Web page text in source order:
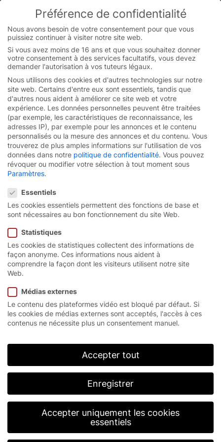
You are currently on the French website.
Switch to the English version.
Skip
content
Des portes industrielles
efficaces pourles
techniciens
d’exploitation.
Page d’accueil / Utilisateurs / Techniciens d’exploitation
individuelles pour des
processus opérationnels
fluides.
EFAFLEX est synonyme de vitesse et de sécurité
depuis 50 ans. Grâce à notre service après-vente
Préférence de confidentialité
Nous avons besoin de votre consentement pour que vous
puissiez continuer à visiter notre site web.
Si vous avez moins de 16 ans et que vous souhaitez donner
votre consentement à des services facultatifs, vous devez
demander l'autorisation à vos tuteurs légaux.
Nous utilisons des cookies et d'autres technologies sur notre
site web. Certains d'entre eux sont essentiels, tandis que
d'autres nous aident à améliorer ce site web et votre
expérience. Les données personnelles peuvent être traitées
(par exemple, les caractéristiques de reconnaissance, les
adresses IP), par exemple pour les annonces et le contenu
personnalisés ou la mesure des annonces et du contenu. Vous
trouverez de plus amples informations sur l'utilisation de vos
données dans notre politique de confidentialité. Vous pouvez
révoquer ou modifier votre sélection à tout moment sous
Paramètres.
Essentiels
Les cookies essentiels permettent des fonctions de base et
sont nécessaires au bon fonctionnement du site Web.
Statistiques
Les cookies de statistiques collectent des informations de
façon anonyme. Ces informations nous aident à
comprendre la façon dont les visiteurs utilisent notre site
Web.
Médias externes
Le contenu des plateformes vidéo est bloqué par défaut. Si
les cookies de médias externes sont acceptés, l'accès à ces
contenus ne nécessite plus un consentement manuel.
Accepter tout
Enregistrer
Accepter uniquement les cookies
essentiels